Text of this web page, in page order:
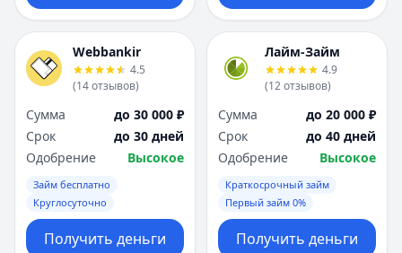
Webbankir
4.5
(14отзывов)
Сумма
до 30 000 ₽
Срок
до 30 дней
Одобрение
Высокое
Займ бесплатно
Круглосуточно
Получить деньги
Лайм-Займ
4.9
(12отзывов)
Сумма
до 20 000 ₽
Срок
до 40 дней
Одобрение
Высокое
Краткосрочный займ
Первый займ 0%
Получить деньги